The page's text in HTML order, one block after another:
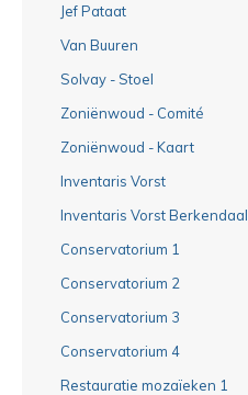
Jef Pataat
Van Buuren
Solvay - Stoel
Zoniënwoud - Comité
Zoniënwoud - Kaart
Inventaris Vorst
Inventaris Vorst Berkendaal
Conservatorium 1
Conservatorium 2
Conservatorium 3
Conservatorium 4
Restauratie mozaïeken 1